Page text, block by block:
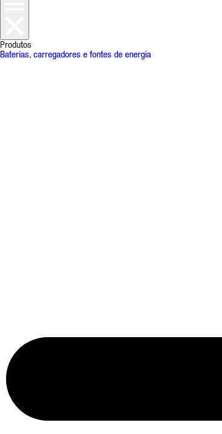
Produtos
Baterias, carregadores e fontes de energia